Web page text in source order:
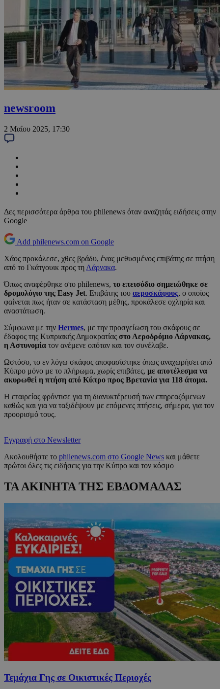
newsroom
2 Μαΐου 2025, 17:30
Δες περισσότερα άρθρα του philenews όταν αναζητάς ειδήσεις στην
Google
Add philenews.com on Google
Χάος προκάλεσε, χθες βράδυ, ένας μεθυσμένος επιβάτης σε πτήση
από το Γκάτγουικ προς τη Λάρνακα.
Όπως αναφέρθηκε στο philenews, το επεισόδιο σημειώθηκε σε
δρομολόγιο της Easy Jet. Επιβάτης του αεροσκάφους, ο οποίος
φαίνεται πως ήταν σε κατάσταση μέθης, προκάλεσε οχληρία και
αναστάτωση.
Σύμφωνα με την Hermes, με την προσγείωση του σκάφους σε
έδαφος της Κυπριακής Δημοκρατίας στο Αεροδρόμιο Λάρνακας,
η Αστυνομία τον ανέμενε οπόταν και τον συνέλαβε.
Ωστόσο, το εν λόγω σκάφος αποφασίστηκε όπως αναχωρήσει από
Κύπρο μόνο με το πλήρωμα, χωρίς επιβάτες, με αποτέλεσμα να
ακυρωθεί η πτήση από Κύπρο προς Βρετανία για 118 άτομα.
Η εταιρείας φρόντισε για τη διανυκτέρευσή των επηρεαζόμενων
καθώς και για να ταξιδέψουν με επόμενες πτήσεις, σήμερα, για τον
προορισμό τους.
Εγγραφή στο Newsletter
Ακολουθήστε το philenews.com στο Google News και μάθετε
πρώτοι όλες τις ειδήσεις για την Κύπρο και τον κόσμο
ΤΑ ΑΚΙΝΗΤΑ ΤΗΣ ΕΒΔΟΜΑΔΑΣ
Τεμάχια Γης σε Οικιστικές Περιοχές